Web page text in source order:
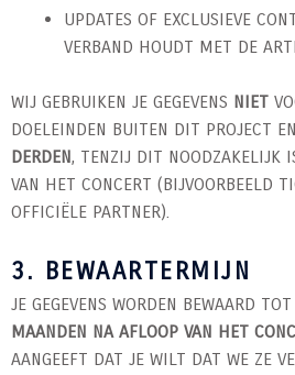
UPDATES OF EXCLUSIEVE
VERBAND HOUDT MET DE
WIJ GEBRUIKEN JE GEGEVENS NIET
DOELEINDEN BUITEN DIT PROJECT
DERDEN, TENZIJ DIT NOODZAKELIJK
VAN HET CONCERT (BIJVOORBEELD
OFFICIËLE PARTNER).
3. BEWAARTERMIJN
JE GEGEVENS WORDEN BEWAARD
MAANDEN NA AFLOOP VAN HET
AANGEEFT DAT JE WILT DAT WE ZE